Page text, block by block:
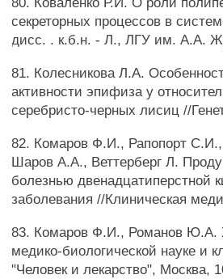
секреторных процессов в
дисс. . к.б.н. - Л., ЛГУ им. А.А.
81. Колесникова Л.А.
активности эпифиза у
серебристо-черных лисиц //
82. Комаров Ф.И., Рапопорт
Шаров А.А., Веттерберг Л.
болезнью двенадцатиперстной
заболевания //Клиническая
83. Комаров Ф.И., Романов Ю.А.
медико-биологической науке и
"Человек и лекарство", Москва,